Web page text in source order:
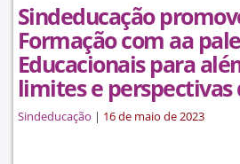
Sindeducação
Formação com aa
Educacionais para
limites e perspectivas
Sindeducação | 16 de maio de 2023